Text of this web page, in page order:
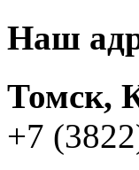
Наш
Томск,
+7